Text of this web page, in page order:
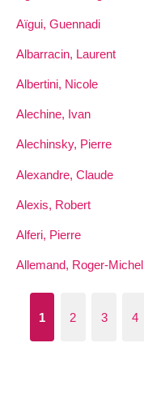
Aïgui, Guennadi
Albarracin, Laurent
Albertini, Nicole
Alechine, Ivan
Alechinsky, Pierre
Alexandre, Claude
Alexis, Robert
Alferi, Pierre
Allemand, Roger-Michel
1 2 3 4